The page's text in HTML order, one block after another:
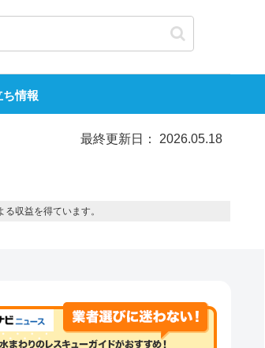
ち情報
最終更新日： 2026.05.18
収益を得ています。